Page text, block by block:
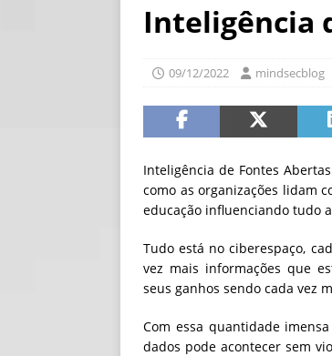
[
[
Inteligência
09/12/2022 mindsecblog
Inteligência de Fontes
como as organizações lidam
educação influenciando tudo
Tudo está no ciberespaço,
vez mais informações que
seus ganhos sendo cada vez
Com essa quantidade
dados pode acontecer sem